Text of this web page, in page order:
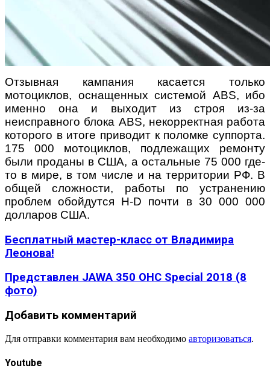
Отзывная кампания касается только
мотоциклов, оснащенных системой ABS, ибо
именно она и выходит из строя из-за
неисправного блока ABS, некорректная работа
которого в итоге приводит к поломке суппорта.
175 000 мотоциклов, подлежащих ремонту
были проданы в США, а остальные 75 000 где-
то в мире, в том числе и на территории РФ. В
общей сложности, работы по устранению
проблем обойдутся H-D почти в 30 000 000
долларов США.
Бесплатный мастер-класс от Владимира
Леонова!
Представлен JАWА 350 OHC Special 2018 (8
фото)
Добавить комментарий
Для отправки комментария вам необходимо авторизоваться.
Youtube